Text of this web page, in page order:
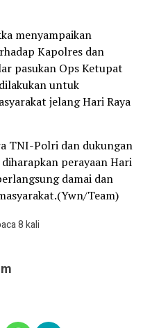
menyampaikan
Kapolres dan
pasukan Ops Ketupat
untuk
jelang Hari Raya
TNI-Polri dan dukungan
perayaan Hari
damai dan
Team)
8 kali